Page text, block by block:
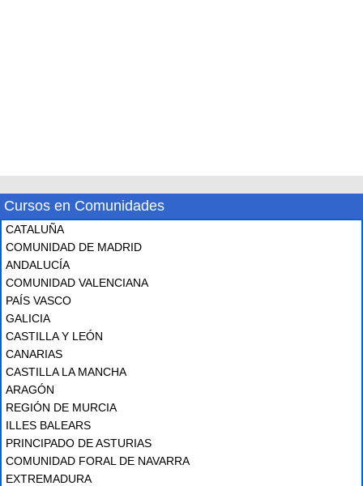
Cursos en Comunidades
CATALUÑA
COMUNIDAD DE MADRID
ANDALUCÍA
COMUNIDAD VALENCIANA
PAÍS VASCO
GALICIA
CASTILLA Y LEÓN
CANARIAS
CASTILLA LA MANCHA
ARAGÓN
REGIÓN DE MURCIA
ILLES BALEARS
PRINCIPADO DE ASTURIAS
COMUNIDAD FORAL DE NAVARRA
EXTREMADURA